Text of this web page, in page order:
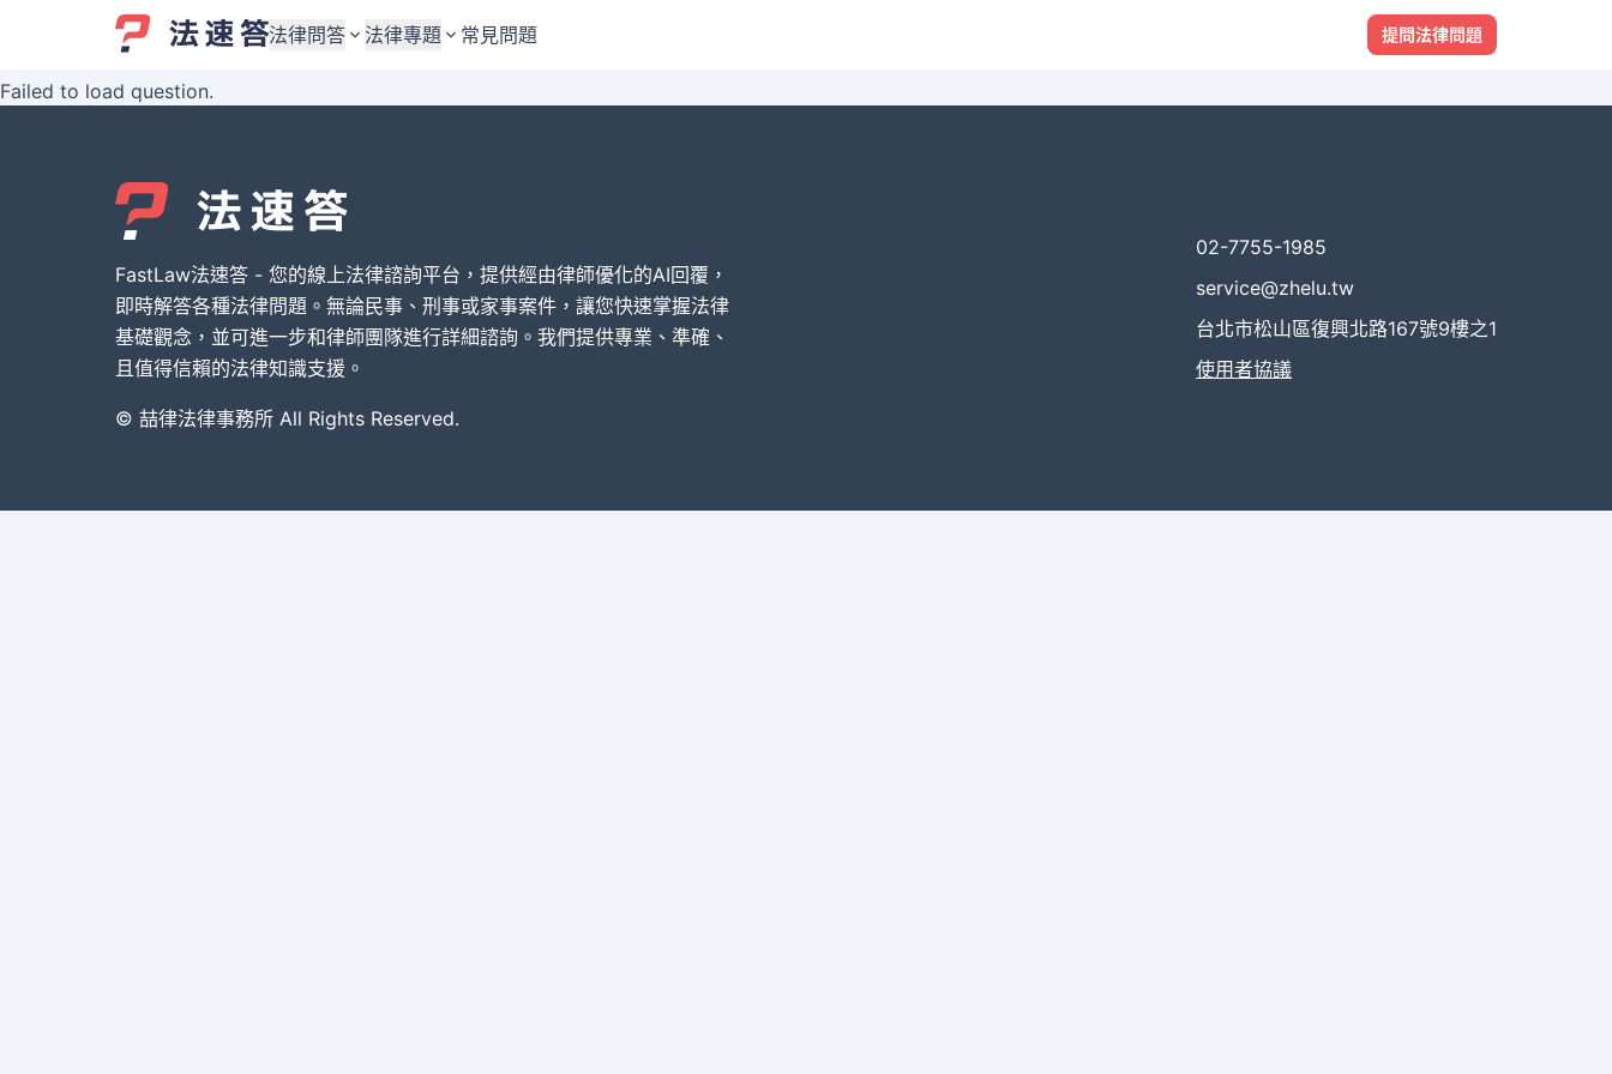
法律問答
婚姻與監護權
債務與債權
刑事犯罪案件
其他案件類型
法律專題
婚姻與監護權
債務與債權
刑事犯罪案件
其他案件類型
常見問題 提問法律問題
Failed to load question.
FastLaw法速答 - 您的線上法律諮詢平台，提供經由律師優化的AI回覆，
即時解答各種法律問題。無論民事、刑事或家事案件，讓您快速掌握法律
基礎觀念，並可進一步和律師團隊進行詳細諮詢。我們提供專業、準確、
且值得信賴的法律知識支援。
© 喆律法律事務所 All Rights Reserved.
02-7755-1985
service@zhelu.tw
台北市松山區復興北路167號9樓之1
使用者協議